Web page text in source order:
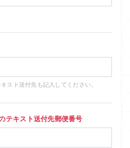
スト送付先も記入してください。
テキスト送付先郵便番号